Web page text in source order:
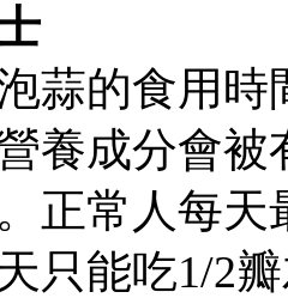
蒜的食用時
養成分會被
正常人每天
只能吃1/2